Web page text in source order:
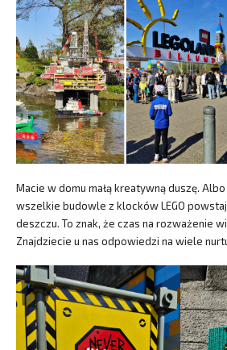
Macie w domu małą kreatywną duszę.
wszelkie budowle z klocków LEGO
deszczu. To znak, że czas na rozważenie
Znajdziecie u nas odpowiedzi na wiele